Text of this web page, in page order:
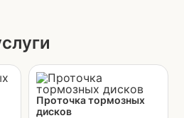
Проточка тормозных
дисков